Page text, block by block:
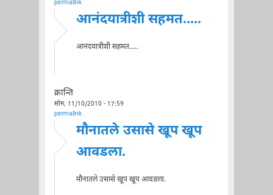
permalink
आनंदयात्रीशी सहमत.....
आनंदयात्रीशी सहमत.....
क्रान्ति
सोम, 11/10/2010 - 17:59
permalink
मौनातले उसासे खूप खूप
आवडला.
मौनातले उसासे खूप खूप आवडला.